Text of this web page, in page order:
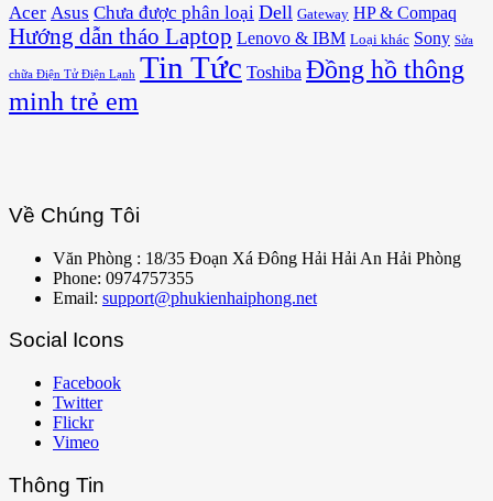
Acer Asus Chưa được phân loại Dell Gateway HP & Compaq
Hướng dẫn tháo Laptop Lenovo & IBM Loại khác Sony Sửa
chữa Điện Tử Điện Lạnh Tin Tức Toshiba Đồng hồ thông
minh trẻ em
Về Chúng Tôi
Văn Phòng : 18/35 Đoạn Xá Đông Hải Hải An Hải Phòng
Phone: 0974757355
Email: support@phukienhaiphong.net
Social Icons
Facebook
Twitter
Flickr
Vimeo
Thông Tin